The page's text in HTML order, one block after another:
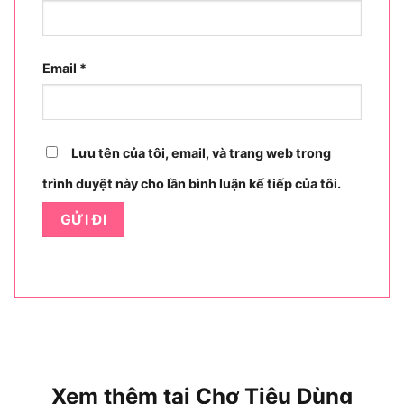
vuông góc chính xác.
Vỏ bảo vệ đĩa bằng kim loại che phủ phần lớn đĩa
trình cắt. Bàn gá vật liệu tích hợp thước đo góc từ
0 đến 45 độ, giúp người dùng định vị phôi chính
xác trước mỗi lần cắt.
Email *
Lưu tên của tôi, email, và trang web trong
trình duyệt này cho lần bình luận kế tiếp của tôi.
Xem thêm tại Chợ Tiêu Dùng